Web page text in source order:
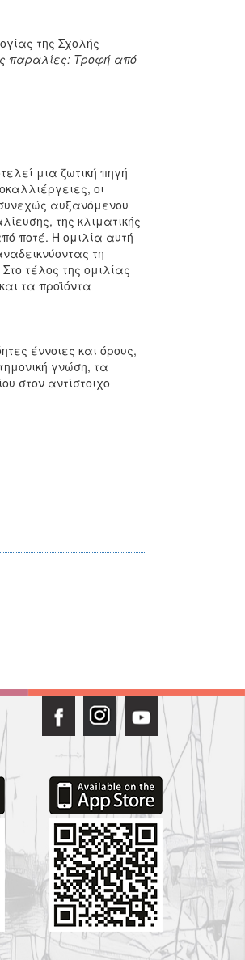
της Σχολής
παραλίες: Τροφή από
μια ζωτική πηγή
οι
αυξανόμενου
της κλιματικής
ποτέ. Η ομιλία αυτή
τη
τέλος της ομιλίας
τα προϊόντα
έννοιες και όρους,
γνώση, τα
στον αντίστοιχο